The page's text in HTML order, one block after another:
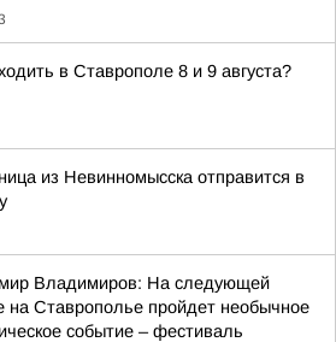
в Ставрополе 8 и 9 августа?
из Невинномысска отправится в
Владимиров: На следующей
на Ставрополье пройдет необычное
событие – фестиваль